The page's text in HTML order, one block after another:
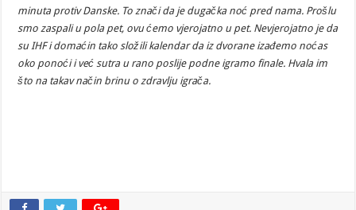
minuta protiv Danske. To znači da je dugačka noć pred nama. Prošlu
smo zaspali u pola pet, ovu ćemo vjerojatno u pet. Nevjerojatno je da
su IHF i domaćin tako složili kalendar da iz dvorane izađemo noćas
oko ponoći i već sutra u rano poslije podne igramo finale. Hvala im
što na takav način brinu o zdravlju igrača.